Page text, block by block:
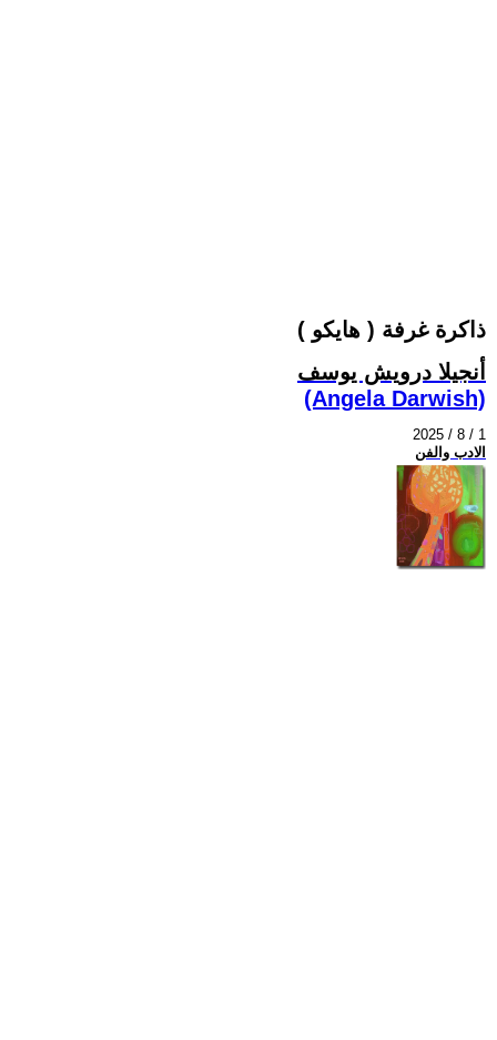
ذاكرة غرفة ( هايكو )
أنجيلا درويش يوسف
(Angela Darwish)
2025 / 8 / 1
الادب والفن